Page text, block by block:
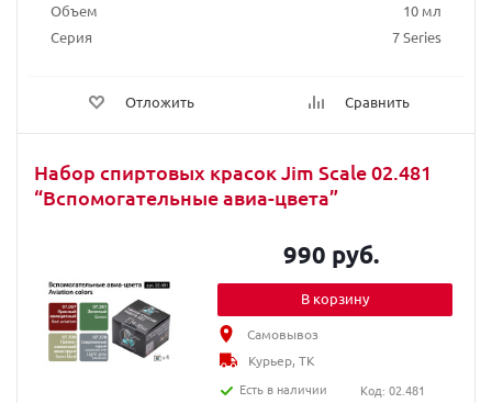
Объем
10 мл
Серия
7 Series
Отложить Сравнить
Набор спиртовых красок Jim Scale 02.481
“Вспомогательные авиа-цвета”
990 руб.
В корзину
Самовывоз
Курьер, ТК
Есть в наличии
Код: 02.481